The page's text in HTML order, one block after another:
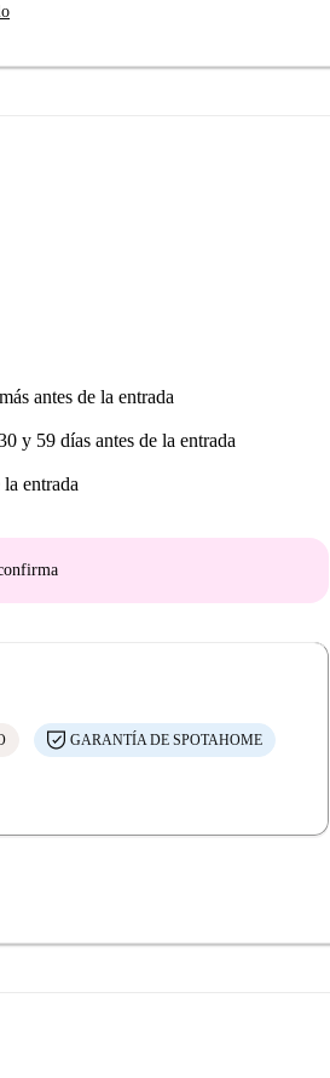
antes de la entrada
y 59 días antes de la entrada
entrada
GARANTÍA DE SPOTAHOME